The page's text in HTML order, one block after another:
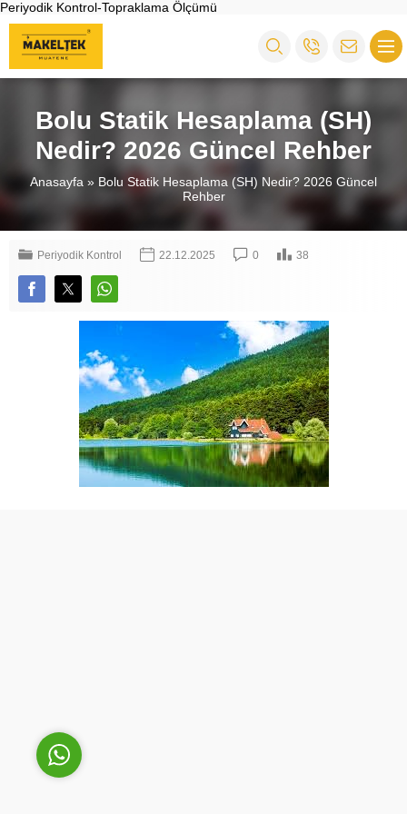
Periyodik Kontrol-Topraklama Ölçümü
Bolu Statik Hesaplama (SH)
Nedir? 2026 Güncel Rehber
Anasayfa » Bolu Statik Hesaplama (SH) Nedir? 2026 Güncel
Rehber
Periyodik Kontrol 22.12.2025 0 38